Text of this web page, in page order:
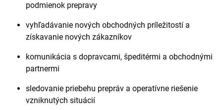
podmienok prepravy
vyhľadávanie nových obchodných príležitostí a
získavanie nových zákazníkov
komunikácia s dopravcami, špeditérmi a obchodnými
partnermi
sledovanie priebehu prepráv a operatívne riešenie
vzniknutých situácií